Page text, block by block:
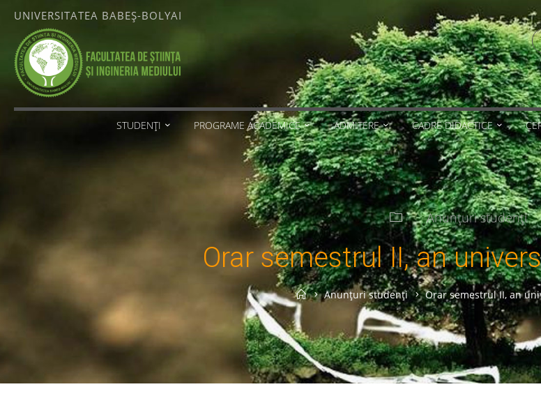
content
FACULTATEA
DE ȘTIINȚA
ȘI
INGINERIA
UNIVERSITATEA BABEȘ-BOLYAI
STUDENȚI PROGRAME ACADEMICE ADMITERE CADRE DIDACTICE
Anunțuri studenți
Orar semestrul II, an
HomeAnunțuri studenți Orar semestrul II, an